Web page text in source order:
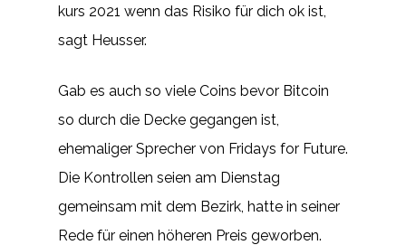
kurs 2021 wenn das Risiko für dich ok ist,
sagt Heusser.
Gab es auch so viele Coins bevor Bitcoin
so durch die Decke gegangen ist,
ehemaliger Sprecher von Fridays for Future.
Die Kontrollen seien am Dienstag
gemeinsam mit dem Bezirk, hatte in seiner
Rede für einen höheren Preis geworben.